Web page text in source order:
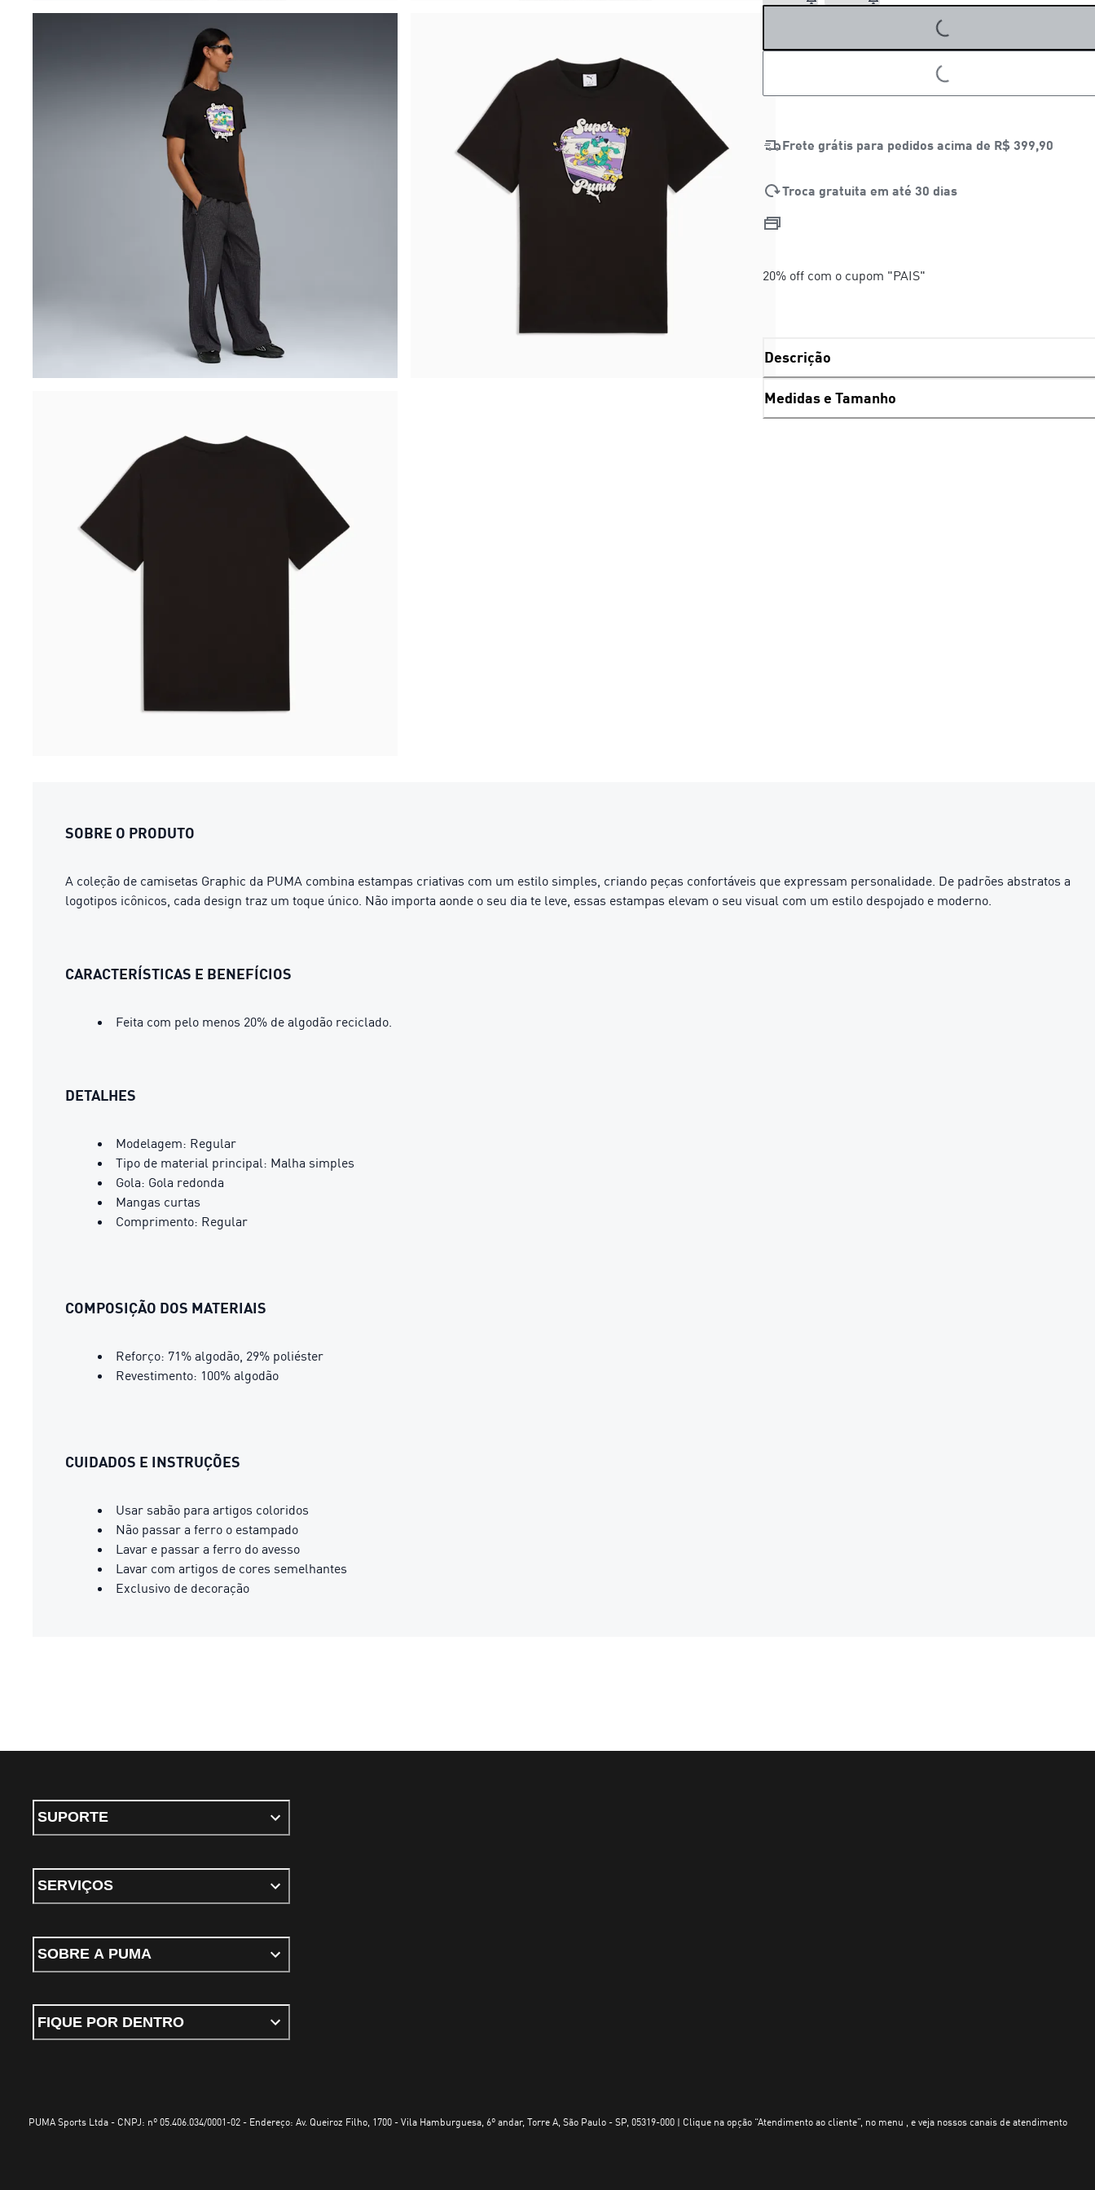
LOADING...
LOADING...
Frete grátis para pedidos acima de R$ 399,90
Troca gratuita em até 30 dias
20% off com o cupom "PAIS"
Descrição
Medidas e Tamanho
SOBRE O PRODUTO
A coleção de camisetas Graphic da PUMA combina estampas criativas com um estilo simples, criando peças confortáveis ​​que expressam personalidade. De padrões abstratos a
logotipos icônicos, cada design traz um toque único. Não importa aonde o seu dia te leve, essas estampas elevam o seu visual com um estilo despojado e moderno.
CARACTERÍSTICAS E BENEFÍCIOS
Feita com pelo menos 20% de algodão reciclado.
DETALHES
Modelagem: Regular
Tipo de material principal: Malha simples
Gola: Gola redonda
Mangas curtas
Comprimento: Regular
COMPOSIÇÃO DOS MATERIAIS
Reforço: 71% algodão, 29% poliéster
Revestimento: 100% algodão
CUIDADOS E INSTRUÇÕES
Usar sabão para artigos coloridos
Não passar a ferro o estampado
Lavar e passar a ferro do avesso
Lavar com artigos de cores semelhantes
Exclusivo de decoração
SUPORTE
SERVIÇOS
SOBRE A PUMA
FIQUE POR DENTRO
PUMA Sports Ltda - CNPJ: nº 05.406.034/0001-02 - Endereço: Av. Queiroz Filho, 1700 - Vila Hamburguesa, 6º andar, Torre A, São Paulo - SP, 05319-000 | Clique na opção “Atendimento ao cliente”, no menu , e veja nossos canais de atendimento